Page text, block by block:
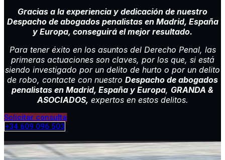
Gracias a la experiencia y dedicación de nuestro
Despacho de abogados penalistas en Madrid, España
y Europa, conseguirá el mejor resultado.
Para tener éxito en los asuntos del Derecho Penal, las
primeras actuaciones son claves, por los que, si está
siendo investigado por un delito de hurto o por un delito
de robo, contacte con nuestro Despacho de abogados
penalistas en Madrid, España y Europa, GRANDA &
ASOCIADOS, expertos en estos delitos.
Solicitar consulta
+34 609 096 503